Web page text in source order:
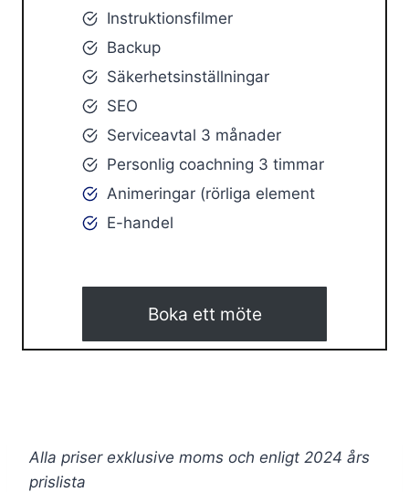
Instruktionsfilmer
Backup
Säkerhetsinställningar
SEO
Serviceavtal 3 månader
Personlig coachning 3 timmar
Animeringar (rörliga element
E-handel
Boka ett möte
Alla priser exklusive moms och enligt 2024 års
prislista